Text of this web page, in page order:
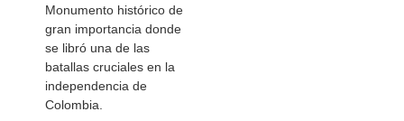
Monumento histórico de
gran importancia donde
se libró una de las
batallas cruciales en la
independencia de
Colombia.